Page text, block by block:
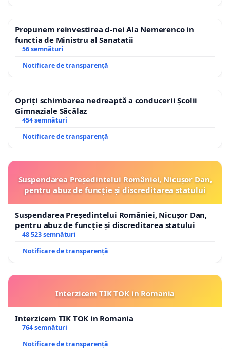
Propunem reinvestirea d-nei Ala Nemerenco in
functia de Ministru al Sanatatii
56 semnături
Notificare de transparență
Opriți schimbarea nedreaptă a conducerii Școlii
Gimnaziale Săcălaz
454 semnături
Notificare de transparență
Suspendarea Președintelui României, Nicușor Dan,
pentru abuz de funcție și discreditarea statului
Suspendarea Președintelui României, Nicușor Dan,
pentru abuz de funcție și discreditarea statului
48 523 semnături
Notificare de transparență
Interzicem TIK TOK in Romania
Interzicem TIK TOK in Romania
764 semnături
Notificare de transparență